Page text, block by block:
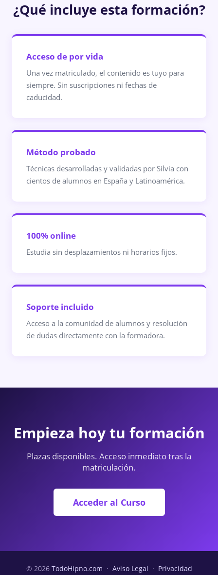
¿Qué incluye esta formación?
Acceso de por vida
Una vez matriculado, el contenido es tuyo para
siempre. Sin suscripciones ni fechas de
caducidad.
Método probado
Técnicas desarrolladas y validadas por Silvia con
cientos de alumnos en España y Latinoamérica.
100% online
Estudia sin desplazamientos ni horarios fijos.
Soporte incluido
Acceso a la comunidad de alumnos y resolución
de dudas directamente con la formadora.
Empieza hoy tu formación
Plazas disponibles. Acceso inmediato tras la
matriculación.
Acceder al Curso
© 2026 TodoHipno.com · Aviso Legal · Privacidad